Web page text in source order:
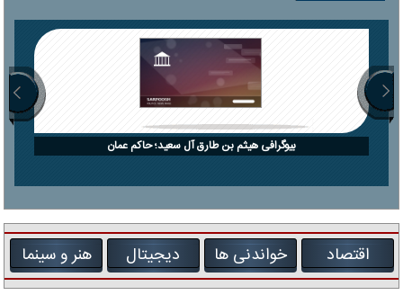
بیوگرافی هیثم بن طارق آل سعید؛ حاکم عمان
اقتصاد خواندنی ها دیجیتال هنر و سینما